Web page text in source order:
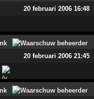
20 februari 2006 16:48
20 februari 2006 21:45